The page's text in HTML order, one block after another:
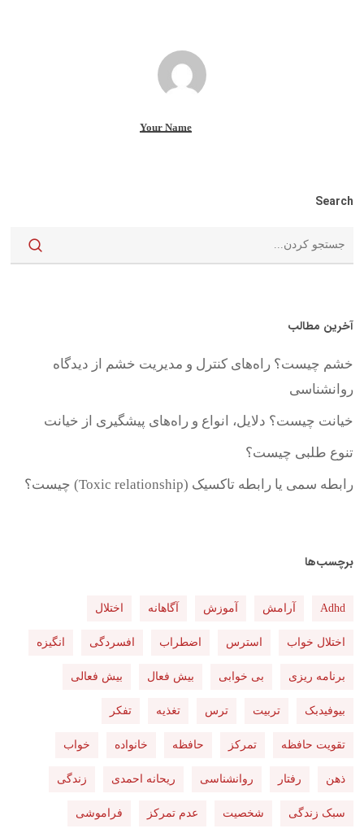
Your Name
Search
آخرین مطالب
خشم چیست؟ راه‌های کنترل و مدیریت خشم از دیدگاه
روانشناسی
خیانت چیست؟ دلایل، انواع و راه‌های پیشگیری از خیانت
تنوع طلبی چیست؟
رابطه سمی یا رابطه تاکسیک (Toxic relationship) چیست؟
برچسب‌ها
Adhd آرامش آموزش آگاهانه اختلال
اختلال خواب استرس اضطراب افسردگی انگیزه
برنامه ریزی بی خوابی بیش فعال بیش فعالی
بیوفیدبک تربیت ترس تغذیه تفکر
تقویت حافظه تمرکز حافظه خانواده خواب
ذهن رفتار روانشناسی ریحانه احمدی زندگی
سبک زندگی شخصیت عدم تمرکز فراموشی